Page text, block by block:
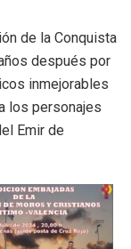
de la Conquista
después por
inmejorables
los personajes
Emir de